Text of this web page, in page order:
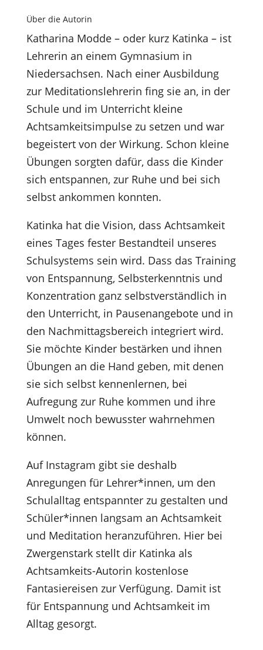
Über die Autorin
Katharina Modde – oder kurz Katinka – ist
Lehrerin an einem Gymnasium in
Niedersachsen. Nach einer Ausbildung
zur Meditationslehrerin fing sie an, in der
Schule und im Unterricht kleine
Achtsamkeitsimpulse zu setzen und war
begeistert von der Wirkung. Schon kleine
Übungen sorgten dafür, dass die Kinder
sich entspannen, zur Ruhe und bei sich
selbst ankommen konnten.
Katinka hat die Vision, dass Achtsamkeit
eines Tages fester Bestandteil unseres
Schulsystems sein wird. Dass das Training
von Entspannung, Selbsterkenntnis und
Konzentration ganz selbstverständlich in
den Unterricht, in Pausenangebote und in
den Nachmittagsbereich integriert wird.
Sie möchte Kinder bestärken und ihnen
Übungen an die Hand geben, mit denen
sie sich selbst kennenlernen, bei
Aufregung zur Ruhe kommen und ihre
Umwelt noch bewusster wahrnehmen
können.
Auf Instagram gibt sie deshalb
Anregungen für Lehrer*innen, um den
Schulalltag entspannter zu gestalten und
Schüler*innen langsam an Achtsamkeit
und Meditation heranzuführen. Hier bei
Zwergenstark stellt dir Katinka als
Achtsamkeits-Autorin kostenlose
Fantasiereisen zur Verfügung. Damit ist
für Entspannung und Achtsamkeit im
Alltag gesorgt.